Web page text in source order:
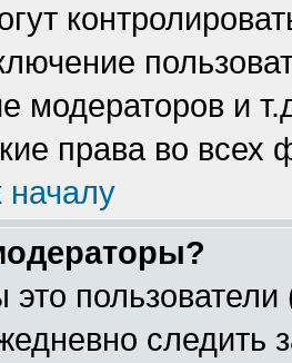
модераторов и
права во всех
началу
следить